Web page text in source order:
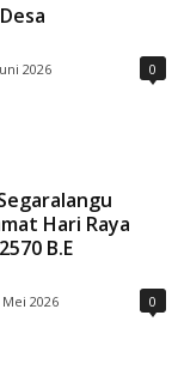
2026 0
Hari Raya
B.E
Mei 2026 0